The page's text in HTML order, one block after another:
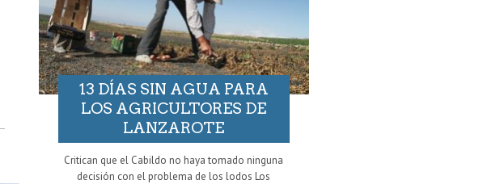
13 DÍAS SIN AGUA PARA
LOS AGRICULTORES DE
LANZAROTE
Critican que el Cabildo no haya tomado ninguna
decisión con el problema de los lodos Los